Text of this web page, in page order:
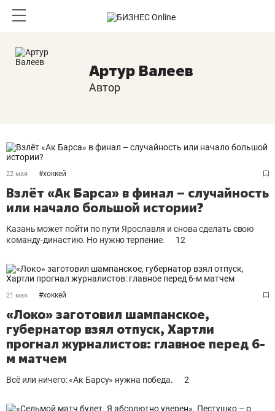
Артур Валеев
Автор
22 мая #хоккей
Взлёт «Ак Барса» в финал – случайность
или начало большой истории?
Казань может пойти по пути Ярославля и снова сделать свою
команду-династию. Но нужно терпение.
12
21 мая #хоккей
«Локо» заготовил шампанское,
губернатор взял отпуск, Хартли
прогнал журналистов: главное перед 6-
м матчем
Всё или ничего: «Ак Барсу» нужна победа. 2